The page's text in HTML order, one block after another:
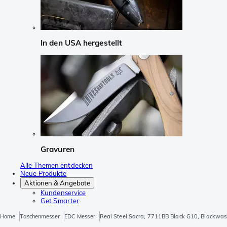
In den USA hergestellt
Gravuren
Alle Themen entdecken
Neue Produkte
Aktionen & Angebote
Kundenservice
Get Smarter
Home Taschenmesser EDC Messer Real Steel Sacra, 7711BB Black G10,